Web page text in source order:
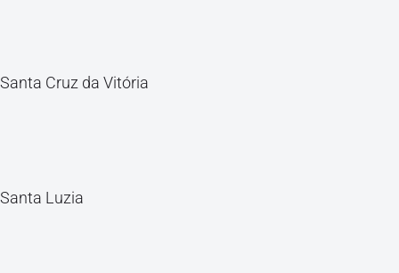
Santa Cruz da Vitória
Santa Luzia